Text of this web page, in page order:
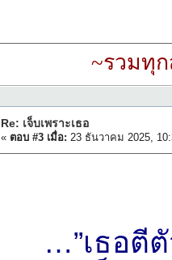
~รวมทุ
Re: เจ็บเพราะเธอ
« ตอบ #3 เมื่อ: 23 ธันวาคม 2025,
…”เธอตีตั